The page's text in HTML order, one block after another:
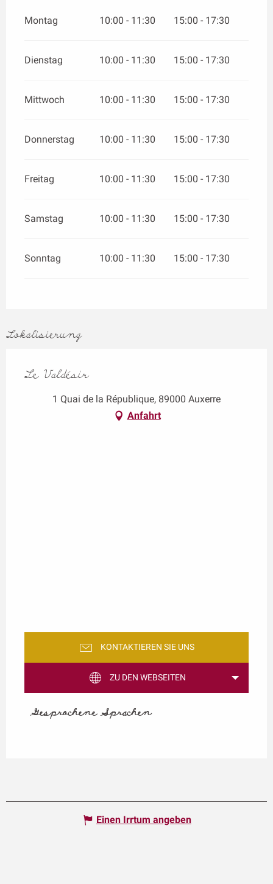
Montag 10:00 - 11:30 15:00 - 17:30
Dienstag 10:00 - 11:30 15:00 - 17:30
Mittwoch 10:00 - 11:30 15:00 - 17:30
Donnerstag 10:00 - 11:30 15:00 - 17:30
Freitag 10:00 - 11:30 15:00 - 17:30
Samstag 10:00 - 11:30 15:00 - 17:30
Sonntag 10:00 - 11:30 15:00 - 17:30
Lokalisierung
Le Valdésir
1 Quai de la République, 89000 Auxerre
Anfahrt
KONTAKTIEREN SIE UNS
ZU DEN WEBSEITEN
Gesprochene Sprachen
Gesprochene Sprachen
Einen Irrtum angeben